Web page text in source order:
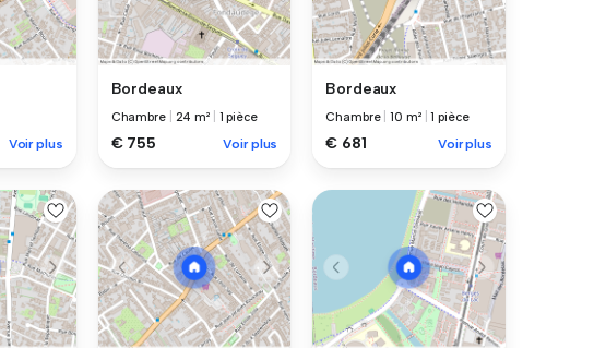
Voir plus
Bordeaux
Chambre 24 m² 1 pièce
€ 755 Voir plus
Bordeaux
Chambre |10 m² |1 pièce
€ 681 Voir plus